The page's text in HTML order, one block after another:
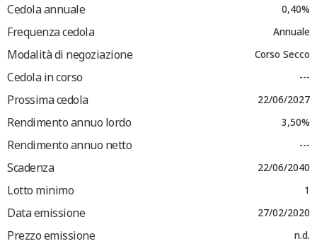
Cedola annuale
0,40%
Frequenza cedola Annuale
Modalità di negoziazione Corso Secco
Cedola in corso ---
Prossima cedola 22/06/2027
Rendimento annuo lordo 3,50%
Rendimento annuo netto ---
Scadenza 22/06/2040
Lotto minimo 1
Data emissione 27/02/2020
Prezzo emissione n.d.